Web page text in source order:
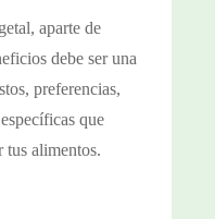
aparte de
debe ser una
preferencias,
que
tus alimentos.